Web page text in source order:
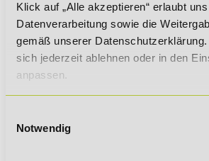
Klick auf „Alle akzeptieren“ erlaubt
Datenverarbeitung sowie die
gemäß unserer
sich jederzeit ablehnen oder in den
anpassen.
Notwendig
Bei uns
online statt!
Vollzeit oder